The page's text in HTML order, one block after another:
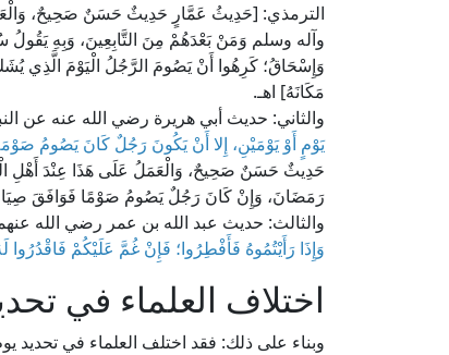
الترمذي: [حَدِيثُ عَمَّارٍ حَدِيثٌ حَسَنٌ صَحِيحٌ،
وآله وسلم وَمَنْ بَعْدَهُمْ مِنَ التَّابِعِينَ، وَبِهِ
وَإِسْحَاقُ؛ كَرِهُوا أَنْ يَصُومَ الرَّجُلُ الْيَوْمَ الَّذِي
مَكَانَهُ] اهـ.
والثاني: حديث أبي هريرة رضي الله عنه عن
يَوْمٍ أَوْ يَوْمَيْنِ، إِلا أَنْ يَكُونَ رَجُلٌ كَانَ يَصُومُ
حَدِيثٌ حَسَنٌ صَحِيحٌ، وَالْعَمَلُ عَلَى هَذَا عِنْدَ أَهْلِ
رَمَضَانَ، وَإِنْ كَانَ رَجُلٌ يَصُومُ صَوْمًا فَوَافَقَ
والثالث: حديث عبد الله بن عمر رضي الله
وَإِذَا رَأَيْتُمُوهُ فَأَفْطِرُوا؛ فَإِنْ غُمَّ عَلَيْكُمْ فَاقْدُرُوا
اختلاف العلماء في
وبناء على ذلك: فقد اختلف العلماء في تحديد